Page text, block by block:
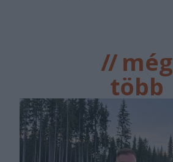
//még
több
főtér.ro